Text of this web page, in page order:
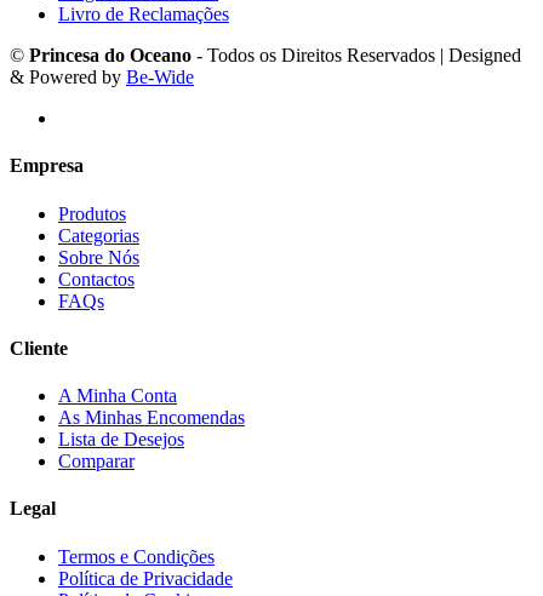
Livro de Reclamações
© Princesa do Oceano - Todos os Direitos Reservados | Designed
& Powered by Be-Wide
Empresa
Produtos
Categorias
Sobre Nós
Contactos
FAQs
Cliente
A Minha Conta
As Minhas Encomendas
Lista de Desejos
Comparar
Legal
Termos e Condições
Política de Privacidade